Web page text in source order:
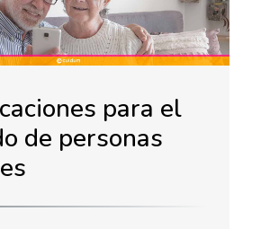
para el
de personas